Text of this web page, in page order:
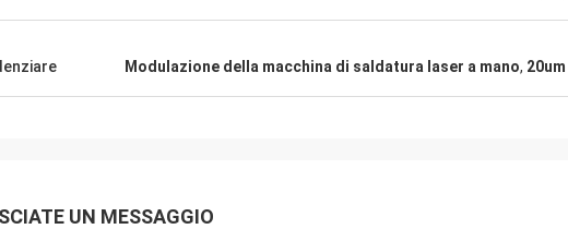
Modulazione della macchina di saldatura laser a mano, 20um
UN MESSAGGIO